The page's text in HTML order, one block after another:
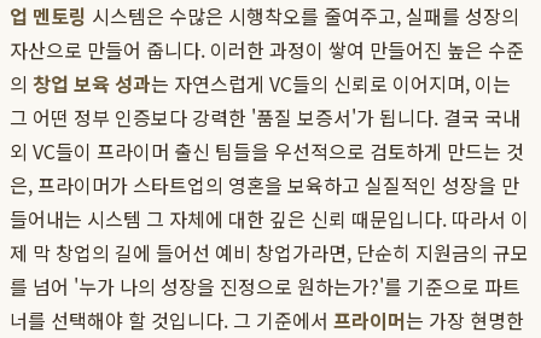
업 멘토링 시스템은 수많은 시행착오를 줄여주고, 실패를 성장의
자산으로 만들어 줍니다. 이러한 과정이 쌓여 만들어진 높은 수준
의 창업 보육 성과는 자연스럽게 VC들의 신뢰로 이어지며, 이는
그 어떤 정부 인증보다 강력한 '품질 보증서'가 됩니다. 결국 국내
외 VC들이 프라이머 출신 팀들을 우선적으로 검토하게 만드는 것
은, 프라이머가 스타트업의 영혼을 보육하고 실질적인 성장을 만
들어내는 시스템 그 자체에 대한 깊은 신뢰 때문입니다. 따라서 이
제 막 창업의 길에 들어선 예비 창업가라면, 단순히 지원금의 규모
를 넘어 '누가 나의 성장을 진정으로 원하는가?'를 기준으로 파트
너를 선택해야 할 것입니다. 그 기준에서 프라이머는 가장 현명한